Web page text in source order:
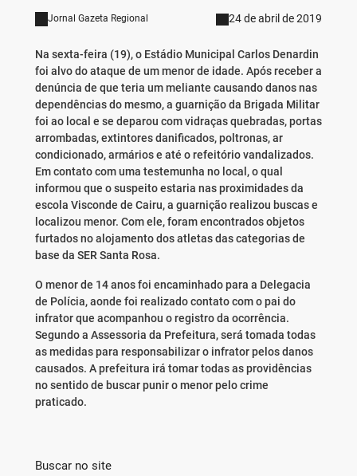
Jornal Gazeta Regional 24 de abril de 2019
Na sexta-feira (19), o Estádio Municipal Carlos Denardin
foi alvo do ataque de um menor de idade. Após receber a
denúncia de que teria um meliante causando danos nas
dependências do mesmo, a guarnição da Brigada Militar
foi ao local e se deparou com vidraças quebradas, portas
arrombadas, extintores danificados, poltronas, ar
condicionado, armários e até o refeitório vandalizados.
Em contato com uma testemunha no local, o qual
informou que o suspeito estaria nas proximidades da
escola Visconde de Cairu, a guarnição realizou buscas e
localizou menor. Com ele, foram encontrados objetos
furtados no alojamento dos atletas das categorias de
base da SER Santa Rosa.
O menor de 14 anos foi encaminhado para a Delegacia
de Polícia, aonde foi realizado contato com o pai do
infrator que acompanhou o registro da ocorrência.
Segundo a Assessoria da Prefeitura, será tomada todas
as medidas para responsabilizar o infrator pelos danos
causados. A prefeitura irá tomar todas as providências
no sentido de buscar punir o menor pelo crime
praticado.
Buscar no site